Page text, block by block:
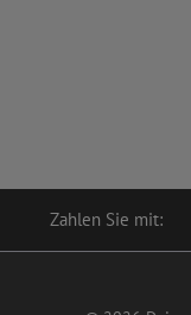
Zahlen Sie mit: